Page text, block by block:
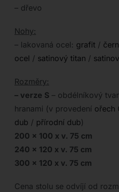
– dřevo
Nohy:
– lakovaná ocel: grafit/
ocel / satinový titan /
Rozměry:
– verze S– obdélníkový
hranami (v provedení ořech
dub / přírodní dub)
200 x 100 x v. 75 cm
240 x 120 x v. 75 cm
300 x 120 x v. 75 cm
Cena stolu se odvíjí od